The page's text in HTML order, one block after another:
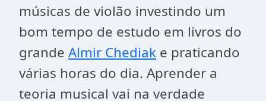
músicas de violão investindo um
bom tempo de estudo em livros do
grande Almir Chediak e praticando
várias horas do dia. Aprender a
teoria musical vai na verdade